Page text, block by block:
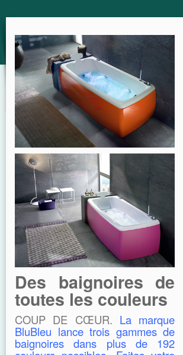
Des baignoires de
toutes les couleurs
COUP DE CŒUR. La marque
BluBleu lance trois gammes de
baignoires dans plus de 192